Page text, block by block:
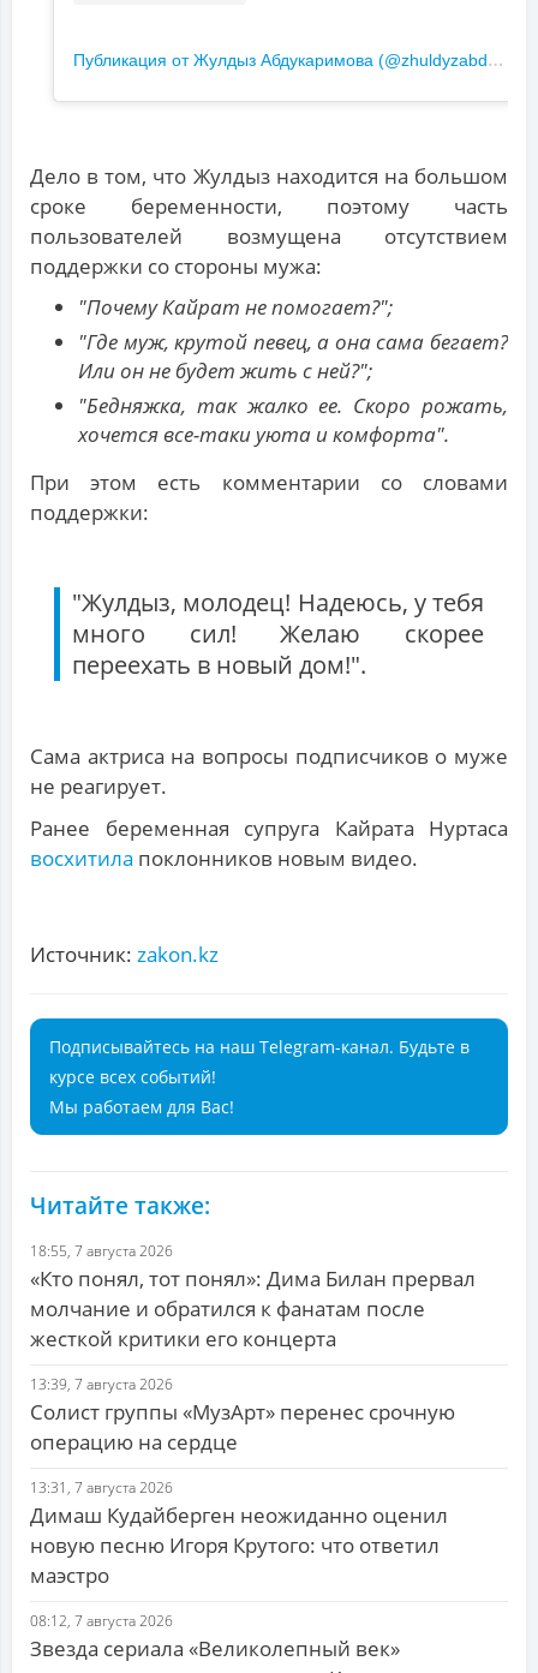
П
убликация от Жулдыз Абдукаримова (@zhuldyzabdukarimovaofficial)
Дело в том, что Жулдыз находится на большом
сроке беременности, поэтому часть
пользователей возмущена отсутствием
поддержки со стороны мужа:
"Почему Кайрат не помогает?";
"Где муж, крутой певец, а она сама бегает?
Или он не будет жить с ней?";
"Бедняжка, так жалко ее. Скоро рожать,
хочется все-таки уюта и комфорта".
При этом есть комментарии со словами
поддержки:
"Жулдыз, молодец! Надеюсь, у тебя
много сил! Желаю скорее
переехать в новый дом!".
Сама актриса на вопросы подписчиков о муже
не реагирует.
Ранее беременная супруга Кайрата Нуртаса
восхитила поклонников новым видео.
Источник: zakon.kz
Подписывайтесь на наш Telegram-канал. Будьте в
курсе всех событий!
Мы работаем для Вас!
Читайте также:
18:55, 7 августа 2026
«Кто понял, тот понял»: Дима Билан прервал
молчание и обратился к фанатам после
жесткой критики его концерта
13:39, 7 августа 2026
Солист группы «МузАрт» перенес срочную
операцию на сердце
13:31, 7 августа 2026
Димаш Кудайберген неожиданно оценил
новую песню Игоря Крутого: что ответил
маэстро
08:12, 7 августа 2026
Звезда сериала «Великолепный век»